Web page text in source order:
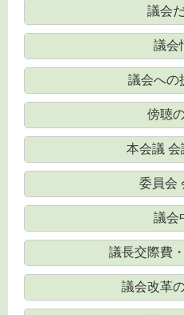
議会
議会
議会への
傍聴
本会議 会
委員会
議会
議長交際費
議会改革